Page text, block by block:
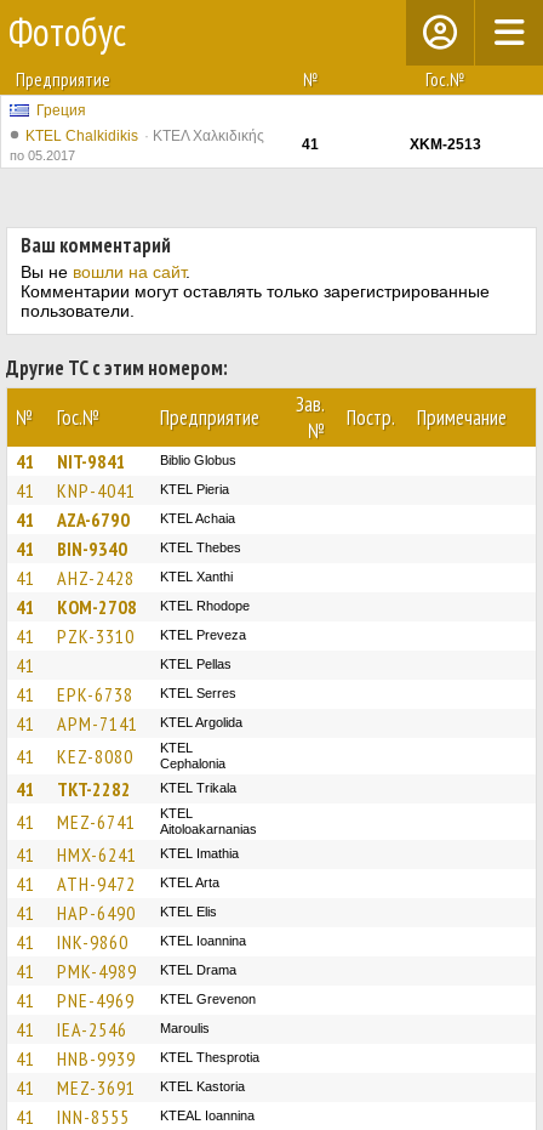
Фотобус
Предприятие № Гос.№
Греция
ΚΤΕL Chalkidikis
ΚΤΕΛ Χαλκιδικής
по 05.2017
41 XKM-2513
Ваш комментарий
Вы не вошли на сайт.
Комментарии могут оставлять только зарегистрированные
пользователи.
Другие ТС с этим номером:
№
Гос.№ Предприятие
Зав.
№
Постр. Примечание
41 NIT-9841 Biblio Globus
41 KNP-4041 KTEL Pieria
41 AZA-6790 KTEL Achaia
41 BIN-9340 KTEL Thebes
41 AHZ-2428 KTEL Xanthi
41 KOM-2708 KTEL Rhodope
41 PZK-3310 KTEL Preveza
41 KTEL Pellas
41 EPK-6738 KTEL Serres
41 APM-7141 KTEL Argolida
41 KEZ-8080
KTEL
Cephalonia
41 TKT-2282 ΚΤΕL Τrikala
41 MEZ-6741
KTEL
Aitoloakarnanias
41 HMX-6241 KTEL Imathia
41 ATH-9472 KTEL Arta
41 HAP-6490 KTEL Elis
41 INK-9860 KTEL Ioannina
41 PMK-4989 KTEL Drama
41 PNE-4969 ΚΤΕL Grevenon
41 IEA-2546 Maroulis
41 HNB-9939 KTEL Thesprotia
41 MEZ-3691 KTEL Kastoria
41 INN-8555 KTEAL Ioannina